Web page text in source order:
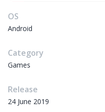
OS
Android
Category
Games
Release
24 June 2019